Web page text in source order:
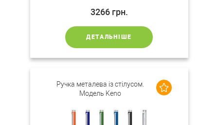
3266 грн.
ДЕТАЛЬНІШЕ
Ручка металева із стілусом.
Модель Keno